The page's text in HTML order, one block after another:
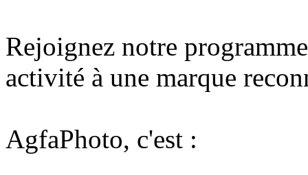
Rejoignez notre
activité à une marque
AgfaPhoto, c'est :